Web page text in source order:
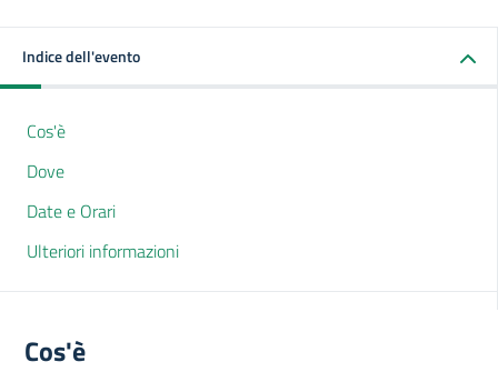
Indice dell'evento
Cos'è
Dove
Date e Orari
Ulteriori informazioni
Cos'è